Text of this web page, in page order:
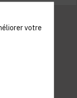
votre